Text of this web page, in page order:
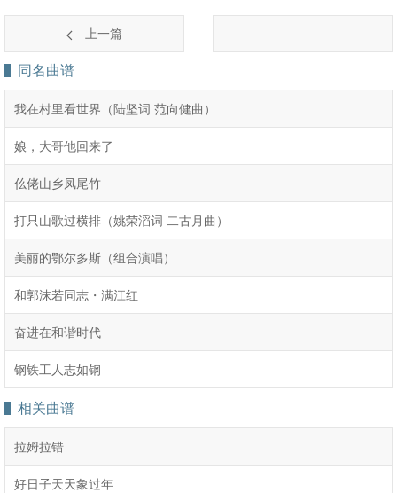
上一篇
同名曲谱
我在村里看世界（陆坚词 范向健曲）
娘，大哥他回来了
仫佬山乡凤尾竹
打只山歌过横排（姚荣滔词 二古月曲）
美丽的鄂尔多斯（组合演唱）
和郭沫若同志・满江红
奋进在和谐时代
钢铁工人志如钢
相关曲谱
拉姆拉错
好日子天天象过年